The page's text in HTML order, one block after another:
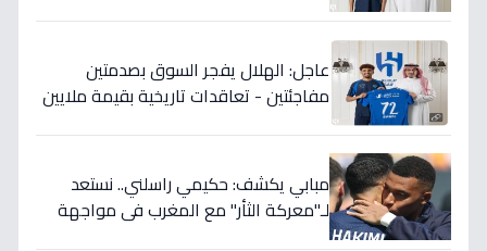
عاجل: الهلال يفجر السوق بصدمتين
مفاجئتين - تعاقدات تاريخية بقيمة ملايين
مبابي يكشف: حكيمي راسلني.. نستعد
لـ"معركة الثأر" مع المغرب في مواجهة